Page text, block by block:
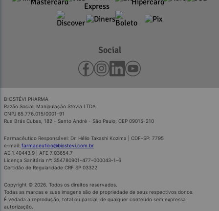
Social
BIOSTÉVI PHARMA
Razão Social: Manipulação Stevia LTDA
CNPJ 65.776.015/0001-91
Rua Brás Cubas, 182 - Santo André - São Paulo, CEP 09015-210
Farmacêutico Responsável: Dr. Hélio Takashi Kozima | CDF-SP: 7795
e-mail: farmaceutico@biostevi.com.br
AE:1.40443.9 | AFE:7.03654.7
Licença Sanitária nº: 354780901-477-000043-1-6
Certidão de Regularidade CRF SP 03322
Copyright © 2026. Todos os direitos reservados.
Todas as marcas e suas imagens são de propriedade de seus respectivos donos.
É vedada a reprodução, total ou parcial, de qualquer conteúdo sem expressa
autorização.